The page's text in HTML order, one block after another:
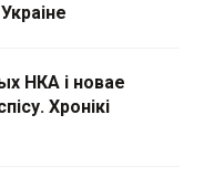
НКА і новае
Хронікі